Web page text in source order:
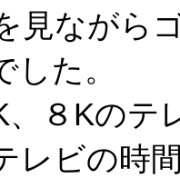
見ながら
した。
、８Kのテ
レビの時